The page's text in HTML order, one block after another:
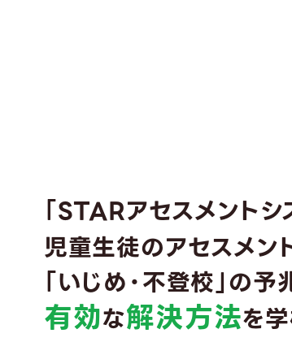
「STARアセスメントシ
児童生徒のアセスメン
「いじめ・不登校」の予
有効な解決方法を